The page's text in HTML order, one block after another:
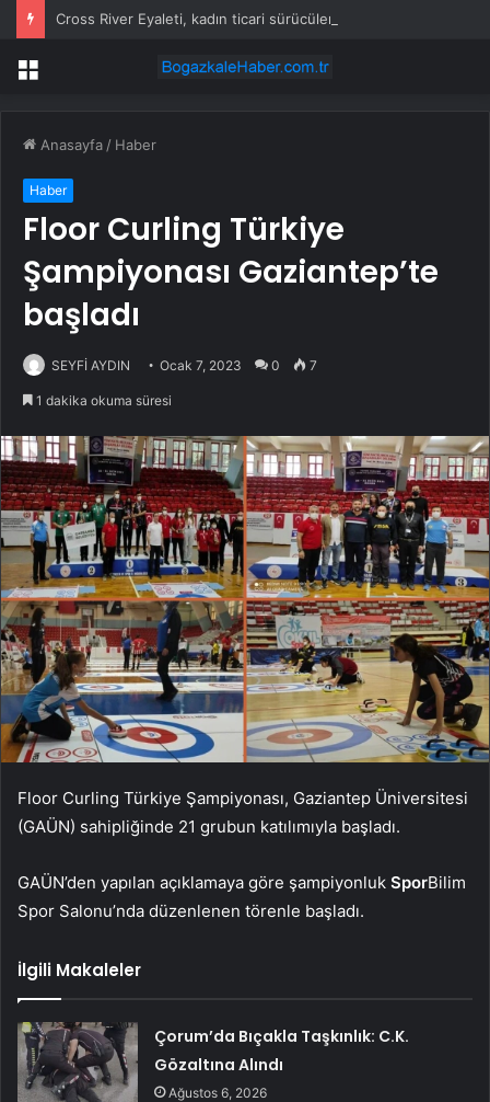
Menü
Anasayfa / Haber
Haber
Floor Curling Türkiye
Şampiyonası Gaziantep’te
başladı
SEYFİ AYDIN Ocak 7, 2023 0 7
1 dakika okuma süresi
Floor Curling Türkiye Şampiyonası, Gaziantep Üniversitesi
(GAÜN) sahipliğinde 21 grubun katılımıyla başladı.
GAÜN’den yapılan açıklamaya göre şampiyonluk SporBilim
Spor Salonu’nda düzenlenen törenle başladı.
İlgili Makaleler
Çorum’da Bıçakla Taşkınlık: C.K.
Gözaltına Alındı
Ağustos 6, 2026